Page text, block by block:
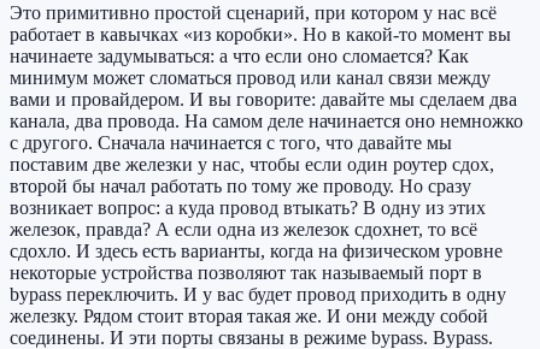
Это примитивно простой сценарий, при котором у нас всё
работает в кавычках «из коробки». Но в какой-то момент вы
начинаете задумываться: а что если оно сломается? Как
минимум может сломаться провод или канал связи между
вами и провайдером. И вы говорите: давайте мы сделаем два
канала, два провода. На самом деле начинается оно немножко
с другого. Сначала начинается с того, что давайте мы
поставим две железки у нас, чтобы если один роутер сдох,
второй бы начал работать по тому же проводу. Но сразу
возникает вопрос: а куда провод втыкать? В одну из этих
железок, правда? А если одна из железок сдохнет, то всё
сдохло. И здесь есть варианты, когда на физическом уровне
некоторые устройства позволяют так называемый порт в
bypass переключить. И у вас будет провод приходить в одну
железку. Рядом стоит вторая такая же. И они между собой
соединены. И эти порты связаны в режиме bypass. Bypass.